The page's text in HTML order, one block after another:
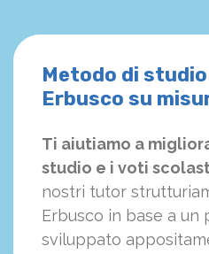
Metodo di
Erbusco su
Ti aiutiamo a
studio e i voti
nostri tutor
Erbusco in base a un
sviluppato